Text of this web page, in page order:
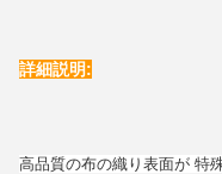
詳細説明:
高品質の布の織り表面が 特